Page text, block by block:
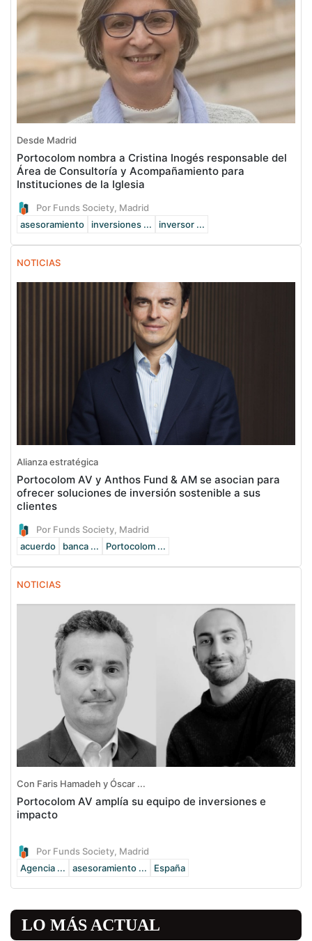
Desde Madrid
Portocolom nombra a Cristina Inogés responsable del
Área de Consultoría y Acompañamiento para
Instituciones de la Iglesia
Por Funds Society, Madrid
asesoramiento
inversiones ... inversor ...
NOTICIAS
Alianza estratégica
Portocolom AV y Anthos Fund & AM se asocian para
ofrecer soluciones de inversión sostenible a sus
clientes
Por Funds Society, Madrid
acuerdo
banca ... Portocolom ...
NOTICIAS
Con Faris Hamadeh y Óscar ...
Portocolom AV amplía su equipo de inversiones e
impacto
Por Funds Society, Madrid
Agencia ...
asesoramiento ... España
LO MÁS ACTUAL